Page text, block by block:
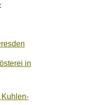
in